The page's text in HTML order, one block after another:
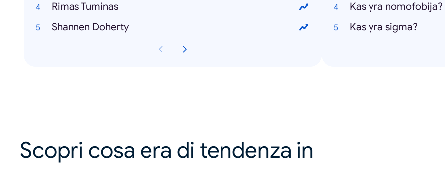
Rimas Tuminas
Shannen Doherty
Kas yra nomofobija?
Kas yra sigma?
Scopri cosa era di tendenza in